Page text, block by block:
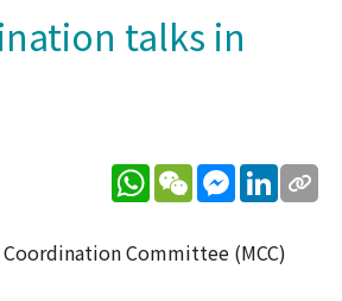
talks in
WhatsApp
WeChatMessenger
LinkedIn
Committee (MCC)